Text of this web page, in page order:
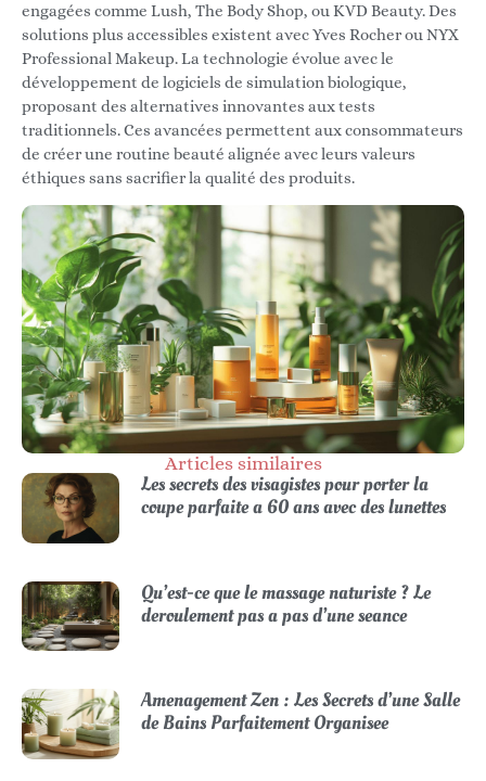
engagées comme Lush, The Body Shop, ou KVD Beauty. Des
solutions plus accessibles existent avec Yves Rocher ou NYX
Professional Makeup. La technologie évolue avec le
développement de logiciels de simulation biologique,
proposant des alternatives innovantes aux tests
traditionnels. Ces avancées permettent aux consommateurs
de créer une routine beauté alignée avec leurs valeurs
éthiques sans sacrifier la qualité des produits.
Articles similaires
Les secrets des visagistes pour porter la
coupe parfaite a 60 ans avec des lunettes
Qu’est-ce que le massage naturiste ? Le
deroulement pas a pas d’une seance
Amenagement Zen : Les Secrets d’une Salle
de Bains Parfaitement Organisee